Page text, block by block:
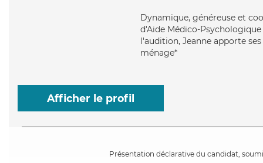
Dynamique, généreuse et
d'Aide Médico-
l'audition, Jeanne apporte
ménage*
Afficher le profil
Présentation déclarative du candidat,